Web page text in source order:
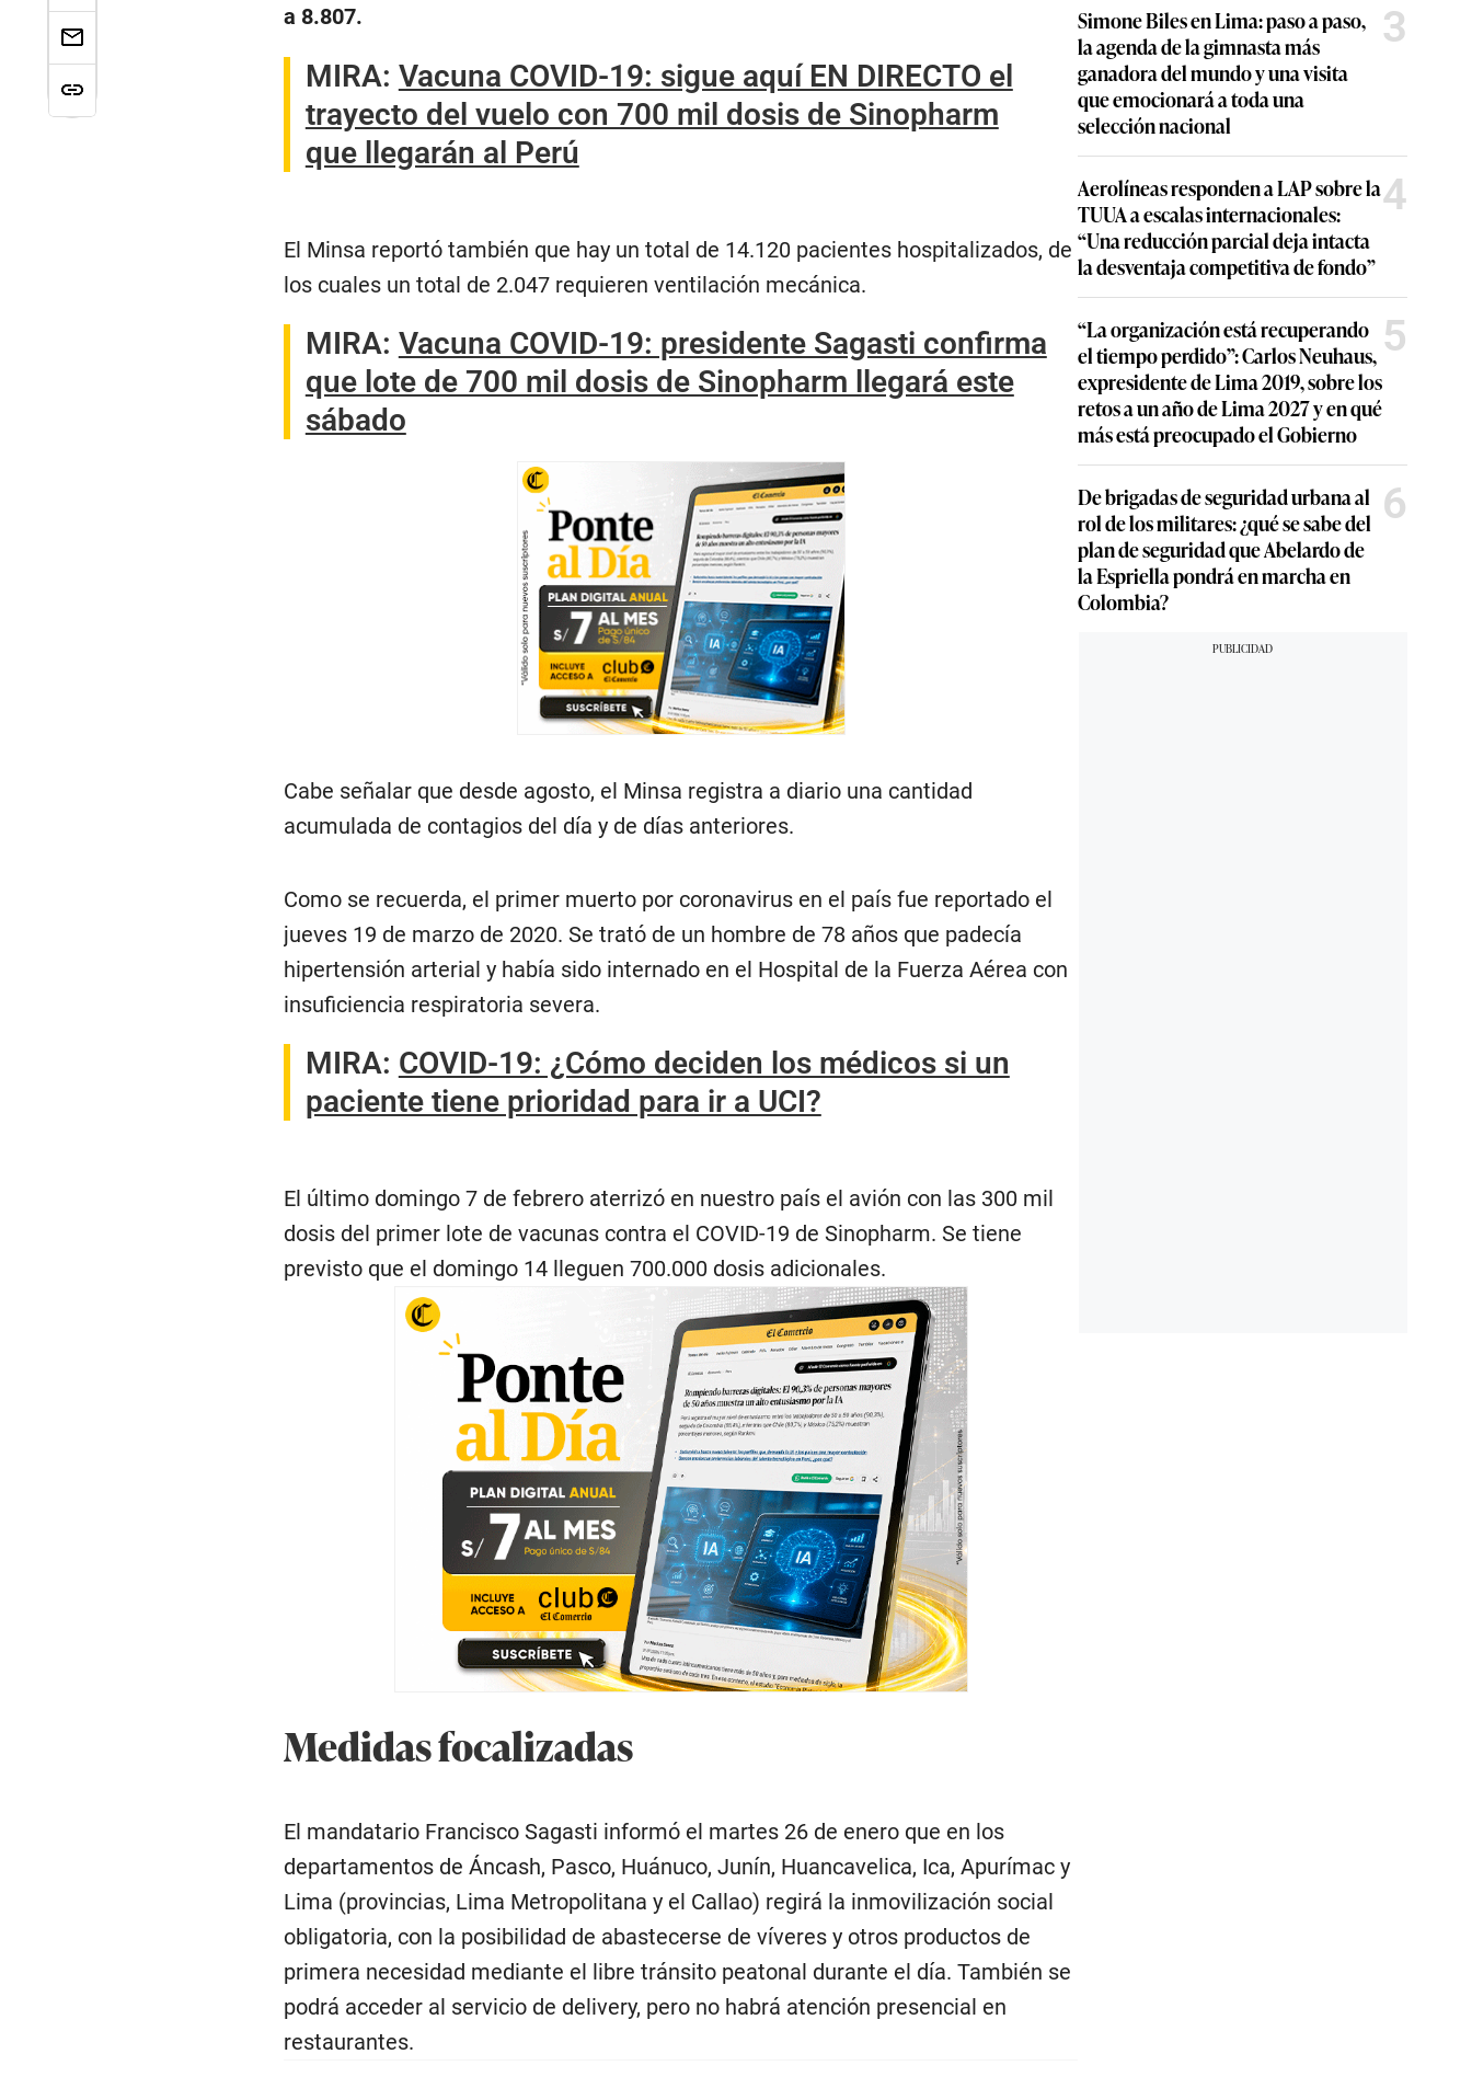
a 8.807.
MIRA: Vacuna COVID-19: sigue aquí EN DIRECTO el
trayecto del vuelo con 700 mil dosis de Sinopharm
que llegarán al Perú
El Minsa reportó también que hay un total de 14.120 pacientes hospitalizados, de
los cuales un total de 2.047 requieren ventilación mecánica.
MIRA: Vacuna COVID-19: presidente Sagasti confirma
que lote de 700 mil dosis de Sinopharm llegará este
sábado
Cabe señalar que desde agosto, el Minsa registra a diario una cantidad
acumulada de contagios del día y de días anteriores.
Como se recuerda, el primer muerto por coronavirus en el país fue reportado el
jueves 19 de marzo de 2020. Se trató de un hombre de 78 años que padecía
hipertensión arterial y había sido internado en el Hospital de la Fuerza Aérea con
insuficiencia respiratoria severa.
MIRA: COVID-19: ¿Cómo deciden los médicos si un
paciente tiene prioridad para ir a UCI?
El último domingo 7 de febrero aterrizó en nuestro país el avión con las 300 mil
dosis del primer lote de vacunas contra el COVID-19 de Sinopharm. Se tiene
previsto que el domingo 14 lleguen 700.000 dosis adicionales.
Medidas focalizadas
El mandatario Francisco Sagasti informó el martes 26 de enero que en los
departamentos de Áncash, Pasco, Huánuco, Junín, Huancavelica, Ica, Apurímac y
Lima (provincias, Lima Metropolitana y el Callao) regirá la inmovilización social
obligatoria, con la posibilidad de abastecerse de víveres y otros productos de
primera necesidad mediante el libre tránsito peatonal durante el día. También se
podrá acceder al servicio de delivery, pero no habrá atención presencial en
restaurantes.
Simone Biles en Lima: paso a paso,
la agenda de la gimnasta más
ganadora del mundo y una visita
que emocionará a toda una
selección nacional
3
Aerolíneas responden a LAP sobre la
TUUA a escalas internacionales:
“Una reducción parcial deja intacta
la desventaja competitiva de fondo”
4
“La organización está recuperando
el tiempo perdido”: Carlos Neuhaus,
expresidente de Lima 2019, sobre los
retos a un año de Lima 2027 y en qué
más está preocupado el Gobierno
5
De brigadas de seguridad urbana al
rol de los militares: ¿qué se sabe del
plan de seguridad que Abelardo de
la Espriella pondrá en marcha en
Colombia?
6